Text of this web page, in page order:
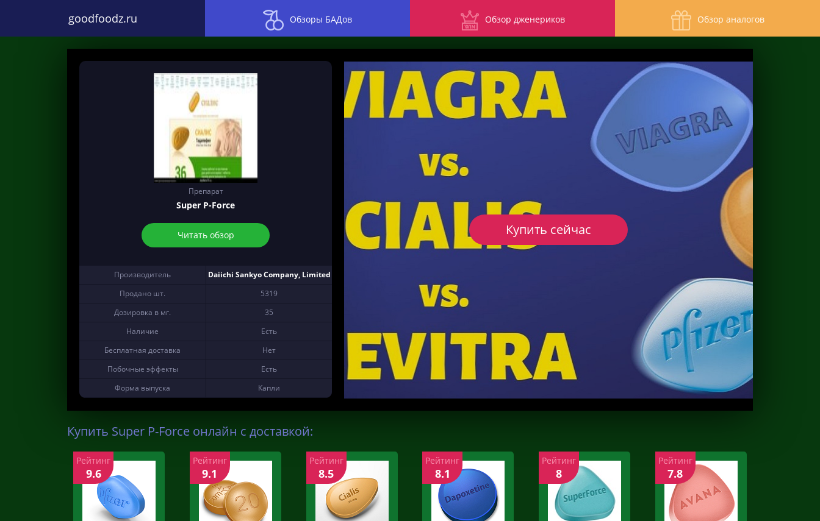
goodfoodz.ru Обзоры БАДов Обзор дженериков Обзор аналогов
Препарат
Super P-Force
Читать обзор
Производитель
Daiichi Sankyo Company, Limited
Продано шт.
5319
Дозировка в мг.
35
Наличие
Есть
Бесплатная доставка
Нет
Побочные эффекты
Есть
Форма выпуска
Капли
Купить сейчас
Купить Super P-Force онлайн с доставкой:
Рейтинг
9.6
Рейтинг
9.1
Рейтинг
8.5
Рейтинг
8.1
Рейтинг
8
Рейтинг
7.8